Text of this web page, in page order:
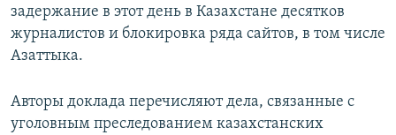
задержание в этот день в Казахстане десятков
журналистов и блокировка ряда сайтов, в том числе
Азаттыка.
Авторы доклада перечисляют дела, связанные с
уголовным преследованием казахстанских